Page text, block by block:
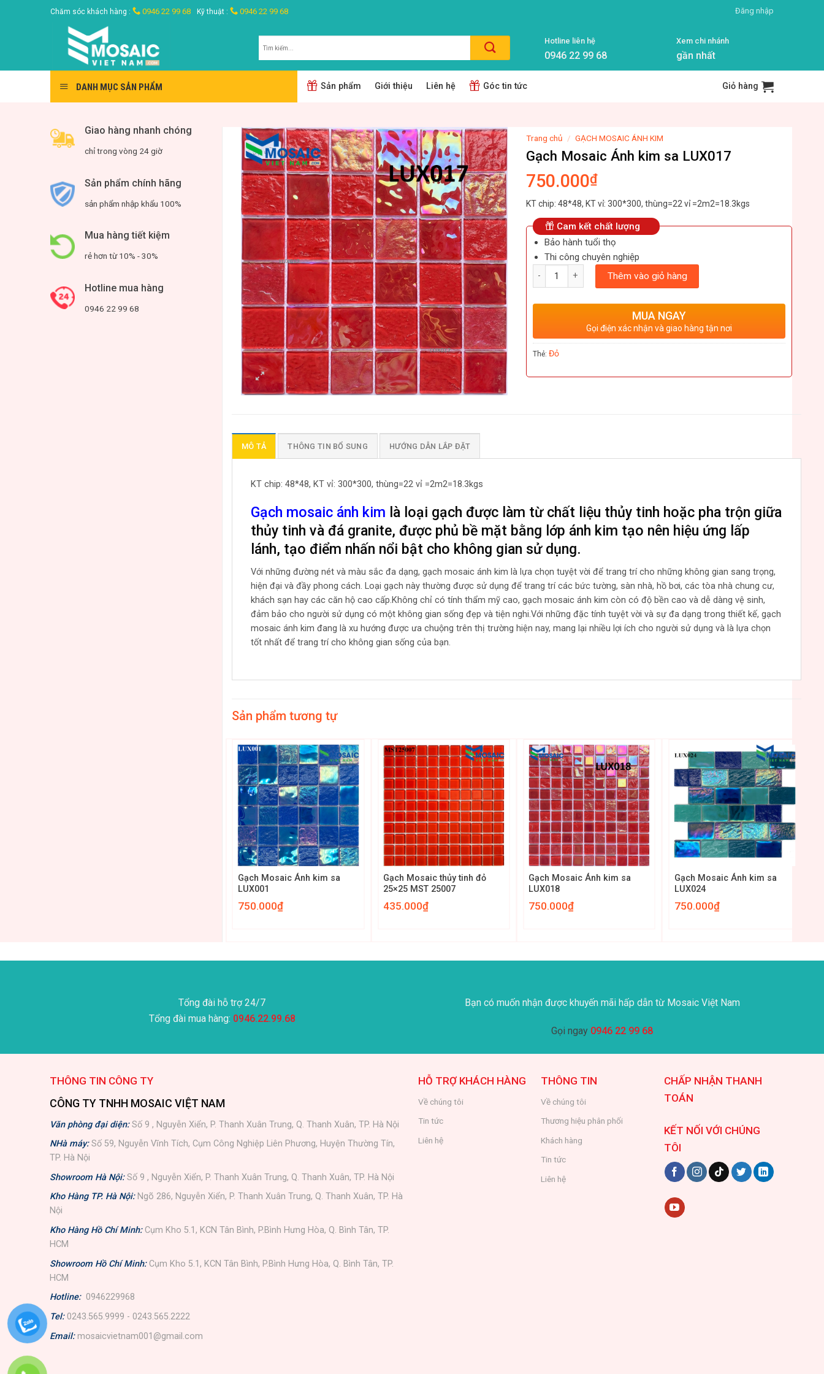
Chăm sóc khách hàng : 0946 22 99 68 Kỹ thuật : 0946 22 99 68 Đăng nhập
Hotline liên hệ
0946 22 99 68
Xem chi nhánh
gần nhất
DANH MỤC SẢN PHẨM Sản phẩm Giới thiệu Liên hệ Góc tin tức Giỏ hàng
Giao hàng nhanh chóng
chỉ trong vòng 24 giờ
Sản phẩm chính hãng
sản phẩm nhập khẩu 100%
Mua hàng tiết kiệm
rẻ hơn từ 10% - 30%
Hotline mua hàng
0946 22 99 68
Trang chủ / GẠCH MOSAIC ÁNH KIM
Gạch Mosaic Ánh kim sa LUX017
750.000₫
KT chip: 48*48, KT vỉ: 300*300, thùng=22 vỉ =2m2=18.3kgs
Cam kết chất lượng
Bảo hành tuổi thọ
Thi công chuyên nghiệp
Thêm vào giỏ hàng
MUA NGAY
Gọi điện xác nhận và giao hàng tận nơi
Thẻ: Đỏ
MÔ TẢ THÔNG TIN BỔ SUNG HƯỚNG DẪN LẮP ĐẶT
KT chip: 48*48, KT vỉ: 300*300, thùng=22 vỉ =2m2=18.3kgs
Gạch mosaic ánh kim là loại gạch được làm từ chất liệu thủy tinh hoặc pha trộn giữa
thủy tinh và đá granite, được phủ bề mặt bằng lớp ánh kim tạo nên hiệu ứng lấp
lánh, tạo điểm nhấn nổi bật cho không gian sử dụng.
Với những đường nét và màu sắc đa dạng, gạch mosaic ánh kim là lựa chọn tuyệt vời để trang trí cho những không gian sang trọng,
hiện đại và đầy phong cách. Loại gạch này thường được sử dụng để trang trí các bức tường, sàn nhà, hồ bơi, các tòa nhà chung cư,
khách sạn hay các căn hộ cao cấp.Không chỉ có tính thẩm mỹ cao, gạch mosaic ánh kim còn có độ bền cao và dễ dàng vệ sinh,
đảm bảo cho người sử dụng có một không gian sống đẹp và tiện nghi.Với những đặc tính tuyệt vời và sự đa dạng trong thiết kế, gạch
mosaic ánh kim đang là xu hướng được ưa chuộng trên thị trường hiện nay, mang lại nhiều lợi ích cho người sử dụng và là lựa chọn
tốt nhất để trang trí cho không gian sống của bạn.
Sản phẩm tương tự
+
Gạch Mosaic Ánh kim sa
LUX001
750.000₫
+
Gạch Mosaic thủy tinh đỏ
25×25 MST 25007
435.000₫
+
Gạch Mosaic Ánh kim sa
LUX018
750.000₫
+
Gạch Mosaic Ánh kim sa
LUX024
750.000₫
Tổng đài hỗ trợ 24/7
Tổng đài mua hàng: 0946.22.99.68
Bạn có muốn nhận được khuyến mãi hấp dẫn từ Mosaic Việt Nam
Gọi ngay 0946 22 99 68
THÔNG TIN CÔNG TY
CÔNG TY TNHH MOSAIC VIỆT NAM
Văn phòng đại diện:Số 9 , Nguyễn Xiển, P. Thanh Xuân Trung, Q. Thanh Xuân, TP. Hà Nội
NHà máy: Số 59, Nguyễn Vĩnh Tích, Cụm Công Nghiệp Liên Phương, Huyện Thường Tín,
TP. Hà Nội
Showroom Hà Nội: Số 9 , Nguyễn Xiển, P. Thanh Xuân Trung, Q. Thanh Xuân, TP. Hà Nội
Kho Hàng TP. Hà Nội: Ngõ 286, Nguyễn Xiển, P. Thanh Xuân Trung, Q. Thanh Xuân, TP. Hà
Nội
Kho Hàng Hồ Chí Minh: Cụm Kho 5.1, KCN Tân Bình, P.Bình Hưng Hòa, Q. Bình Tân, TP.
HCM
Showroom Hồ Chí Minh: Cụm Kho 5.1, KCN Tân Bình, P.Bình Hưng Hòa, Q. Bình Tân, TP.
HCM
Hotline: 0946229968
Tel: 0243.565.9999 - 0243.565.2222
Email: mosaicvietnam001@gmail.com
HỖ TRỢ KHÁCH HÀNG
Về chúng tôi
Tin tức
Liên hệ
THÔNG TIN
Về chúng tôi
Thương hiệu phân phối
Khách hàng
Tin tức
Liên hệ
CHẤP NHẬN THANH
TOÁN
KẾT NỐI VỚI CHÚNG
TÔI